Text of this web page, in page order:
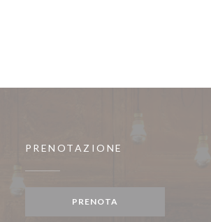
PRENOTAZIONE
PRENOTA